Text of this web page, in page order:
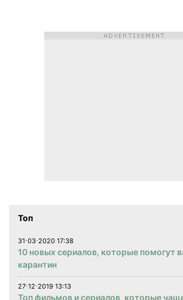
Топ
31⋅03⋅2020 17:38
10 новых сериалов, которые помогут
карантин
27⋅12⋅2019 13:13
Топ фильмов и сериалов, которые